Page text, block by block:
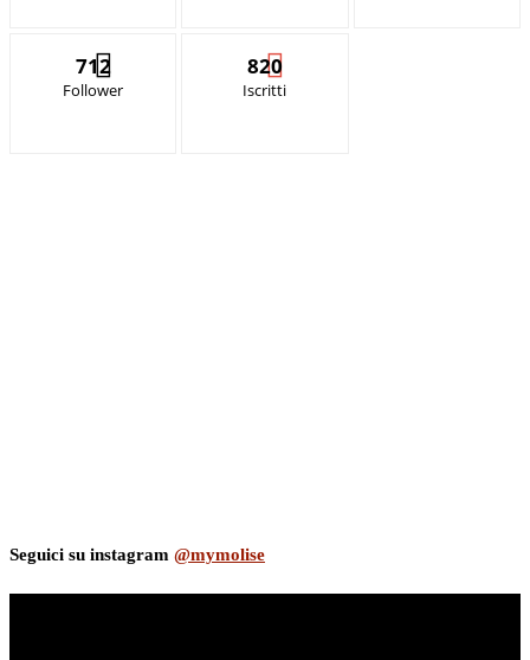
712
Follower
820
Iscritti
Seguici su instagram @mymolise